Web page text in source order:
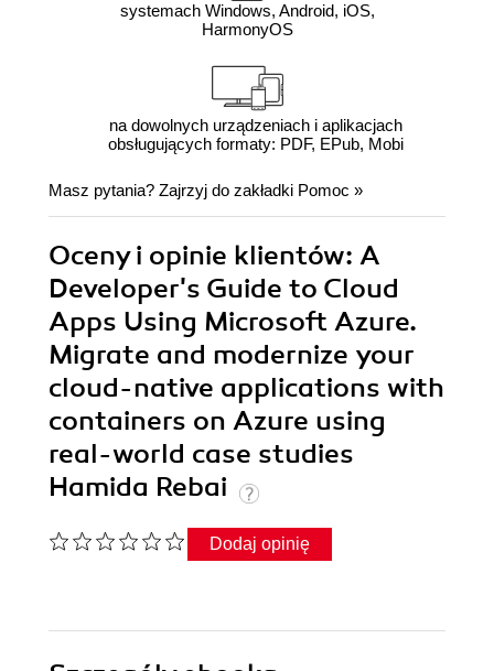
systemach Windows, Android, iOS,
HarmonyOS
na dowolnych urządzeniach i aplikacjach
obsługujących formaty: PDF, EPub, Mobi
Masz pytania? Zajrzyj do zakładki Pomoc »
Oceny i opinie klientów: A
Developer's Guide to Cloud
Apps Using Microsoft Azure.
Migrate and modernize your
cloud-native applications with
containers on Azure using
real-world case studies
Hamida Rebai
Dodaj opinię